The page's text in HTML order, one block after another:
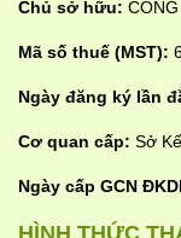
ĐẶC TÍNH
Chủ sở hữu:
Mã số thuế (MST):
Ngày đăng ký lần
Cơ quan cấp: Sở
Ngày cấp GCN